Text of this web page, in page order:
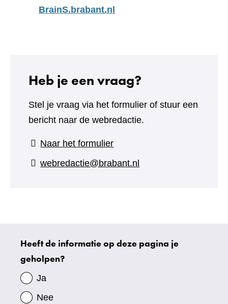
BrainS.brabant.nl
Heb je een vraag?
Stel je vraag via het formulier of stuur een
bericht naar de webredactie.
Naar het formulier(verwijst
naar
webredactie@brabant.nl
Uw
gegevens
Heeft de informatie op deze pagina je
geholpen?
Ja
Nee